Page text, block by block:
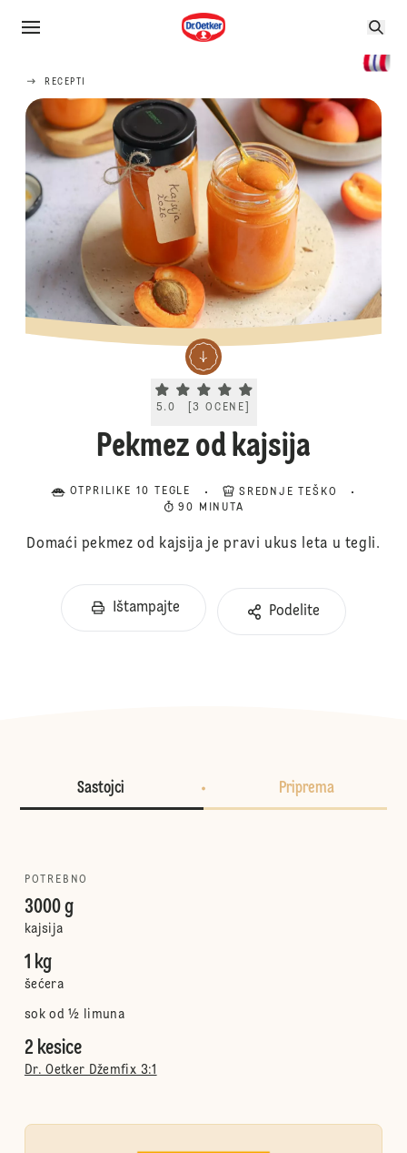
RECEPTI
Current rating 5.0. Click to rate.
5.0 [3 OCENE
Pekmez od kajsija
OTPRILIKE 10 TEGLE
SREDNJE TEŠKO
90 MINUTA
Domaći pekmez od kajsija je pravi ukus leta u tegli.
Ištampajte Podelite
Sastojci Priprema
POTREBNO
3000 g
kajsija
1 kg
šećera
sok od ½ limuna
2 kesice
Dr. Oetker Džemfix 3:1